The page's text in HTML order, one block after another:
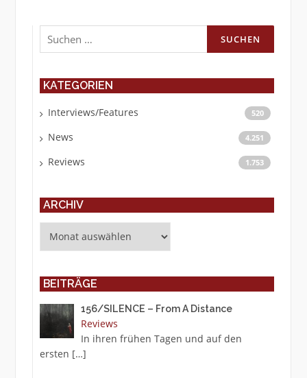
Suchen
nach:
KATEGORIEN
Interviews/Features 520
News 4.251
Reviews 1.753
ARCHIV
BEITRÄGE
156/SILENCE – From A Distance
Reviews
In ihren frühen Tagen und auf den
ersten […]